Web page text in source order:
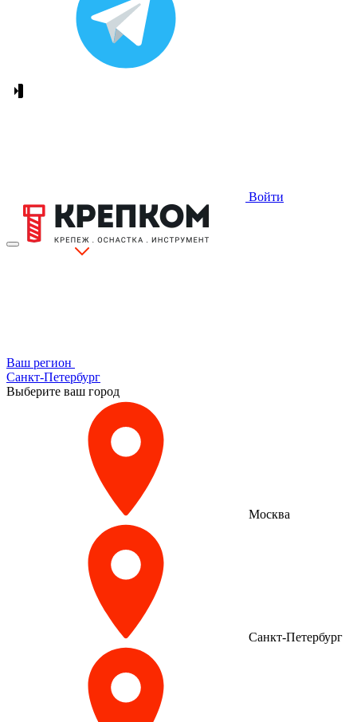
Войти
Ваш регион
Санкт-Петербург
Выберите ваш город
Москва
Санкт-Петербург